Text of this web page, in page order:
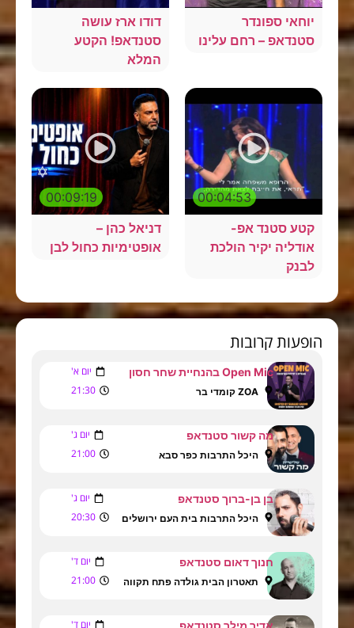
יוחאי ספונדר
סטנדאפ – רחם עלינו
דודו ארז עושה
סטנדאפ! הקטע
המלא
00:04:53
קטע סטנד אפ-
אודליה יקיר הולכת
לבנק
00:09:19
דניאל כהן –
אופטימיות כחול לבן
הופעות קרובות
Open Mic בהנחיית שחר חסון יום א'
ZOA קומדי בר 21:30
מה קשור סטנדאפ יום ג'
היכל התרבות כפר סבא 21:00
בן בן-ברוך סטנדאפ יום ג'
היכל התרבות בית העם ירושלים 20:30
חנוך דאום סטנדאפ יום ד'
תאטרון הבית גולדה פתח תקווה 21:00
יום ד'